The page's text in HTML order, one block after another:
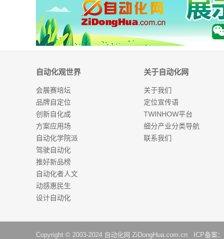
自动化观世界
会展赛培坛
品牌自定位
创新自化成
方案应用场
自动化学院派
驾驶自动化
推好新品榜
自动化者人文
动感惠民生
设计自动化
关于自动化网
关于我们
定位宣传语
TWINHOW平台
细分产业分类导航
联系我们
Copyright © 2003-2024 自动化网 ZiDongHua.com.cn ICP备案：